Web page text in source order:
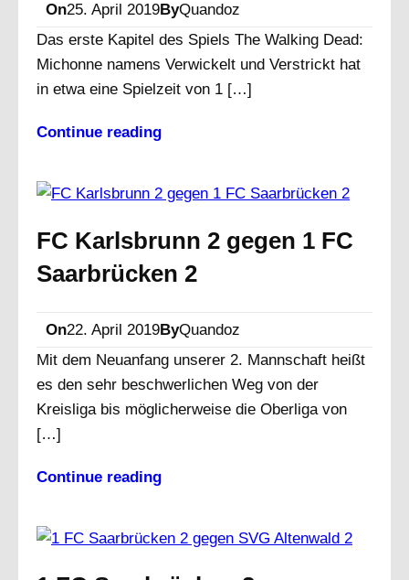
On25. April 2019ByQuandoz
Das erste Kapitel des Spiels The Walking Dead:
Michonne namens Verwickelt und Verstrickt hat
in etwa eine Spielzeit von 1 […]
Continue reading
FC Karlsbrunn 2 gegen 1 FC
Saarbrücken 2
On22. April 2019ByQuandoz
Mit dem Neuanfang unserer 2. Mannschaft heißt
es den sehr beschwerlichen Weg von der
Kreisliga bis möglicherweise die Oberliga von
[…]
Continue reading